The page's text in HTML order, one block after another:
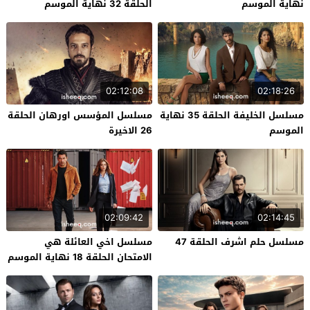
نهاية الموسم الحلقة 32 نهاية الموسم
02:18:26
مسلسل الخليفة الحلقة 35 نهاية
الموسم
02:12:08
مسلسل المؤسس اورهان الحلقة
26 الاخيرة
02:14:45
مسلسل حلم اشرف الحلقة 47
02:09:42
مسلسل اخي العائلة هي
الامتحان الحلقة 18 نهاية الموسم